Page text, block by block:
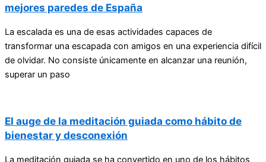
mejores paredes de España
La escalada es una de esas actividades capaces de
transformar una escapada con amigos en una experiencia difícil
de olvidar. No consiste únicamente en alcanzar una reunión,
superar un paso
El auge de la meditación guiada como hábito de
bienestar y desconexión
La meditación guiada se ha convertido en uno de los hábitos